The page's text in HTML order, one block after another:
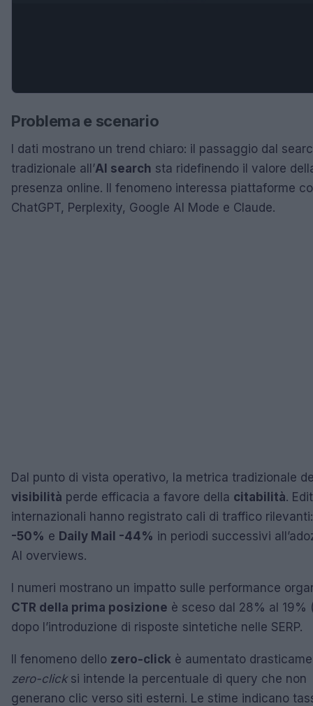
Problema e scenario
I dati mostrano un trend chiaro: il passaggio dal
tradizionale all’AI search sta ridefinendo il valore
presenza online. Il fenomeno interessa piattaforme
ChatGPT, Perplexity, Google AI Mode e Claude.
Dal punto di vista operativo, la metrica tradizionale
visibilità perde efficacia a favore della citabilità.
internazionali hanno registrato cali di traffico
-50% e Daily Mail -44% in periodi successivi
AI overviews.
I numeri mostrano un impatto sulle performance
CTR della prima posizione è sceso dal 28% al 19%
dopo l’introduzione di risposte sintetiche nelle SERP.
Il fenomeno dello zero-click è aumentato
zero-clicksi intende la percentuale di query che non
generano clic verso siti esterni. Le stime indicano